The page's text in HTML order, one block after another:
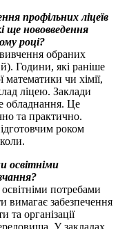
профільних ліцеїв
ще нововведення
році?
обраних
Години, які раніше
математики чи хімії,
ліцею. Заклади
обладнання. Це
та практично.
роком
освітніми
потребами
вимагає забезпечення
та організації
У закладах